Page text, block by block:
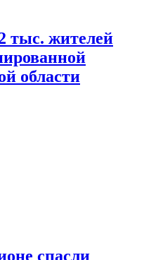
тыс. жителей
области
спасли